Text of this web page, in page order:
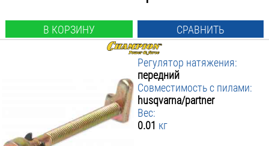
В КОРЗИНУ СРАВНИТЬ
Регулятор натяжения:
передний
Совместимость с пилами:
husqvarna/partner
Вес:
0.01 кг